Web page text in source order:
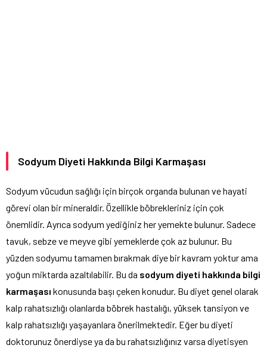
Sodyum Diyeti Hakkında Bilgi Karmaşası
Sodyum vücudun sağlığı için birçok organda bulunan ve hayati
görevi olan bir mineraldir. Özellikle böbrekleriniz için çok
önemlidir. Ayrıca sodyum yediğiniz her yemekte bulunur. Sadece
tavuk, sebze ve meyve gibi yemeklerde çok az bulunur. Bu
yüzden sodyumu tamamen bırakmak diye bir kavram yoktur ama
yoğun miktarda azaltılabilir. Bu da sodyum diyeti hakkında bilgi
karmaşası konusunda başı çeken konudur. Bu diyet genel olarak
kalp rahatsızlığı olanlarda böbrek hastalığı, yüksek tansiyon ve
kalp rahatsızlığı yaşayanlara önerilmektedir. Eğer bu diyeti
doktorunuz önerdiyse ya da bu rahatsızlığınız varsa diyetisyen